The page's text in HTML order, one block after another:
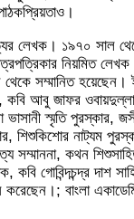
লেখক। ১৯৭০ সাল
নিয়মিত
থেকে সম্মানিত
কবি আবু জাফর
স্মৃতি পুরস্কার,
শিশুকিশোর নাট্যম
সম্মাননা, কথন
কবি গোবিন্দচন্দ্র দাশ
বাংলা